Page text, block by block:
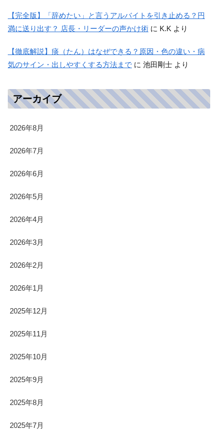
【完全版】「辞めたい」と言うアルバイトを引き止める？円
満に送り出す？ 店長・リーダーの声かけ術 に K.K より
【徹底解説】痰（たん）はなぜできる？原因・色の違い・病
気のサイン・出しやすくする方法まで に 池田剛士 より
アーカイブ
2026年8月
2026年7月
2026年6月
2026年5月
2026年4月
2026年3月
2026年2月
2026年1月
2025年12月
2025年11月
2025年10月
2025年9月
2025年8月
2025年7月